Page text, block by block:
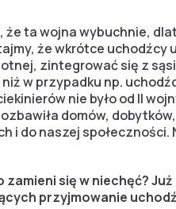
że ta wojna wybuchnie,
że wkrótce uchodźcy
zintegrować się z
w przypadku np.
nie było od II
domów,
i do naszej
się w niechęć?
przyjmowanie